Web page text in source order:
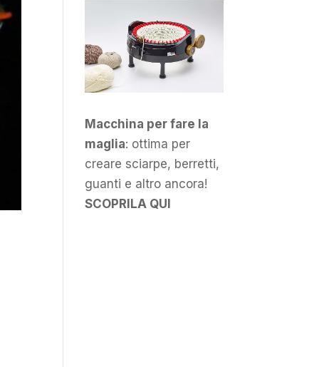
Macchina per fare la
maglia: ottima per
creare sciarpe, berretti,
guanti e altro ancora!
SCOPRILA QUI